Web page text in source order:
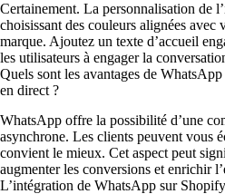
Certainement. La personnalisation de
choisissant des couleurs alignées avec
marque. Ajoutez un texte d’accueil
les utilisateurs à engager la
Quels sont les avantages de
en direct ?
WhatsApp offre la possibilité d’une
asynchrone. Les clients peuvent vous
convient le mieux. Cet aspect peut
augmenter les conversions et enrichir
L’intégration de WhatsApp sur